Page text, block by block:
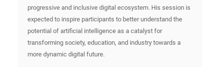
progressive and inclusive digital ecosystem. His session is
expected to inspire participants to better understand the
potential of artificial intelligence as a catalyst for
transforming society, education, and industry towards a
more dynamic digital future.